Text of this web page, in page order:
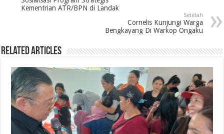
Kementrian ATR/BPN di Landak
Setelah
Cornelis Kunjungi Warga
Bengkayang Di Warkop Ongaku
Related Articles